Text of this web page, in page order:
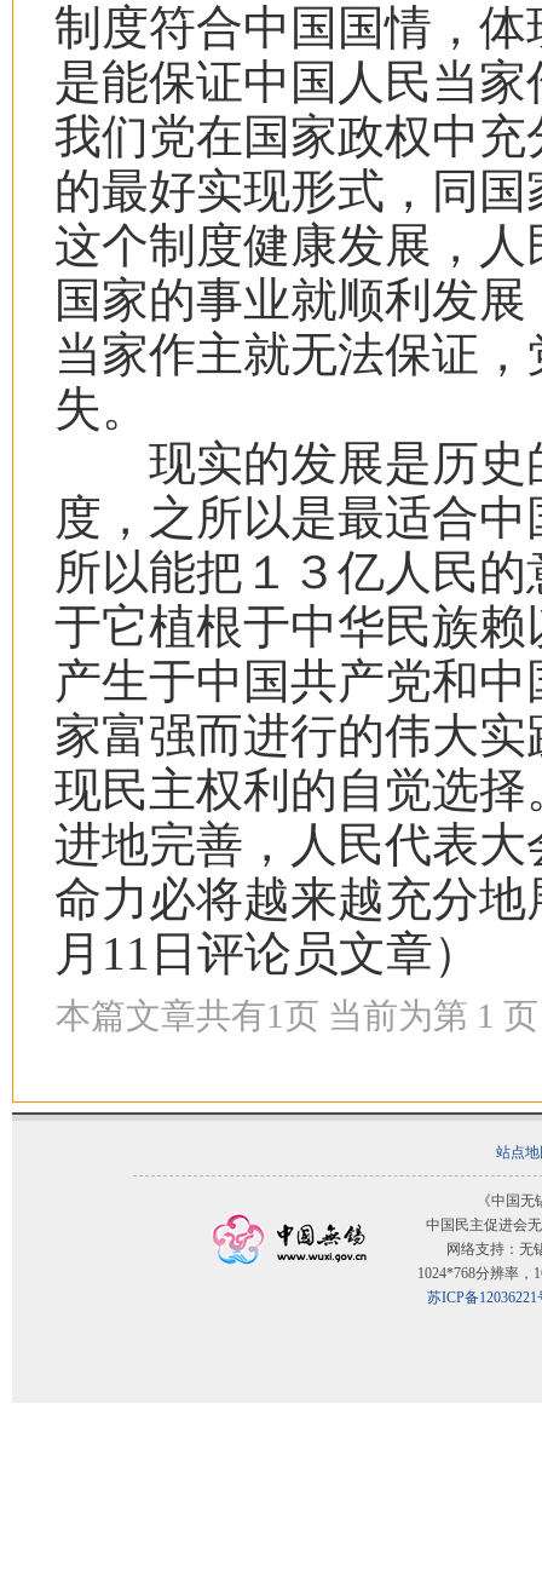
制度符合中国国情，
是能保证中国人民当
我们党在国家政权中
的最好实现形式，同
这个制度健康发展，
国家的事业就顺利发
当家作主就无法保证
失。
现实的发展是历史
度，之所以是最适合
所以能把１３亿人民
于它植根于中华民族
产生于中国共产党和
家富强而进行的伟大
现民主权利的自觉选
进地完善，人民代表
命力必将越来越充分
月 11 日评论员文章）
本篇文章共有1页 当前为第 1 页
站点
《中国
中国民主促进会
网络支持：无
1024*768分辨率，
苏ICP备12036221